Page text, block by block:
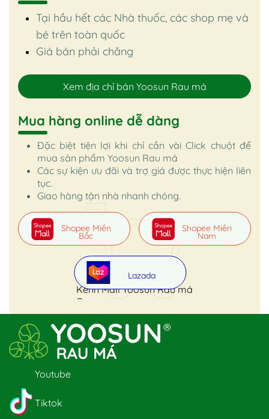
Tại hầu hết các Nhà thuốc, các shop mẹ và
bé trên toàn quốc
Giá bán phải chăng
Xem địa chỉ bán Yoosun Rau má
Mua hàng online dễ dàng
Đặc biệt tiện lợi khi chỉ cần vài Click chuột để
mua sản phẩm Yoosun Rau má
Các sự kiện ưu đãi và trợ giá được thực hiện liên
tục.
Giao hàng tận nhà nhanh chóng.
Kênh Mall Yoosun Rau má
Shopee Miền
Bắc
Shopee Miền
Nam
Lazada
Youtube
Tiktok